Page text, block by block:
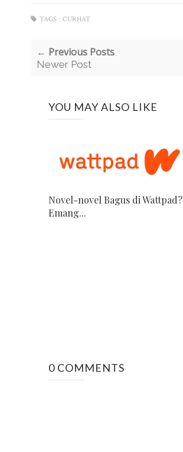
TAGS : CURHAT
← Previous Posts
Newer Post
YOU MAY ALSO LIKE
Novel-novel Bagus di Wattpad?
Emang...
0 COMMENTS